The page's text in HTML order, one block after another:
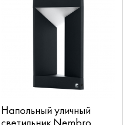
Напольный уличный